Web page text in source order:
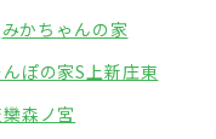
みかちゃんの家
んぽの家S上新庄東
森ノ宮